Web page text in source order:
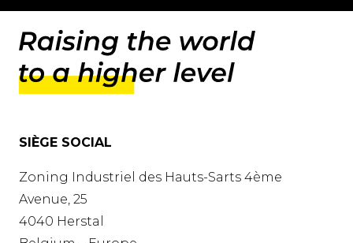
SIÈGE SOCIAL
Zoning Industriel des Hauts-Sarts 4ème
Avenue, 25
4040 Herstal